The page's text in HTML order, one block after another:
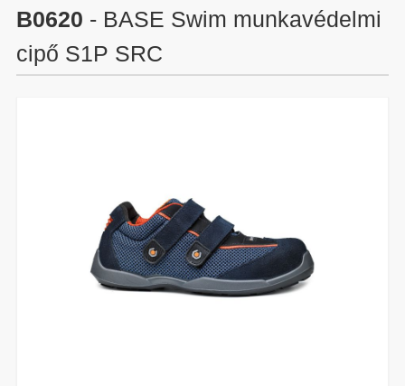
B0620 - BASE Swim munkavédelmi
cipő S1P SRC